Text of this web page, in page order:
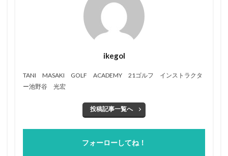
ikegol
TANI MASAKI GOLF ACADEMY 21ゴルフ インストラクタ
ー池野谷 光宏
投稿記事一覧へ
フォーローしてね！